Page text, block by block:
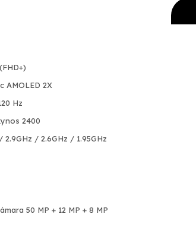
AMOLED 2X
Hz
2400
2.9GHz / 2.6GHz / 1.95GHz
50 MP + 12 MP + 8 MP